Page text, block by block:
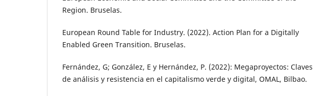
Region. Bruselas.
European Round Table for Industry. (2022). Action Plan for a Digitally
Enabled Green Transition. Bruselas.
Fernández, G; González, E y Hernández, P. (2022): Megaproyectos: Claves
de análisis y resistencia en el capitalismo verde y digital, OMAL, Bilbao.